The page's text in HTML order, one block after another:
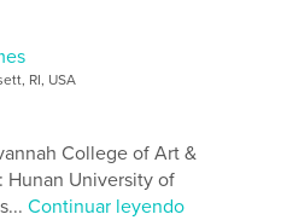
RI, USA
College of Art &
Hunan University of
Continuar leyendo